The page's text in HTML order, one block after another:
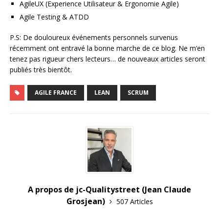
AgileUX (Experience Utilisateur & Ergonomie Agile)
Agile Testing & ATDD
P.S: De douloureux événements personnels survenus
récemment ont entravé la bonne marche de ce blog. Ne m’en
tenez pas rigueur chers lecteurs… de nouveaux articles seront
publiés très bientôt.
AGILE FRANCE LEAN SCRUM
A propos de jc-Qualitystreet (Jean Claude
Grosjean)
507 Articles